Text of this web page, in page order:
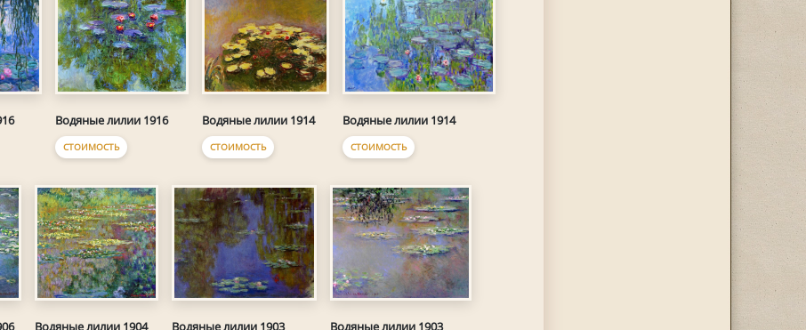
Водяные лилии 1916
СТОИМОСТЬ
Водяные лилии 1914
СТОИМОСТЬ
Водяные лилии 1914
СТОИМОСТЬ
Водяные лилии 1904 Водяные лилии 1903 Водяные лилии 1903